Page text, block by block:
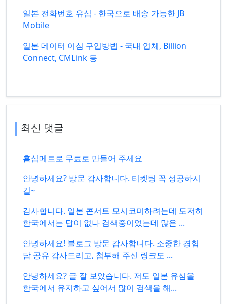
일본 전화번호 유심 - 한국으로 배송 가능한 JB
Mobile
일본 데이터 이심 구입방법 - 국내 업체, Billion
Connect, CMLink 등
최신 댓글
흠심메트로 무료로 만들어 주세요
안녕하세요? 방문 감사합니다. 티켓팅 꼭 성공하시
길~
감사합니다. 일본 콘서트 모시코미하려는데 도저히
한국에서는 답이 없나 검색중이었는데 많은 ...
안녕하세요! 블로그 방문 감사합니다. 소중한 경험
담 공유 감사드리고, 첨부해 주신 링크도 ...
안녕하세요? 글 잘 보았습니다. 저도 일본 유심을
한국에서 유지하고 싶어서 많이 검색을 해...